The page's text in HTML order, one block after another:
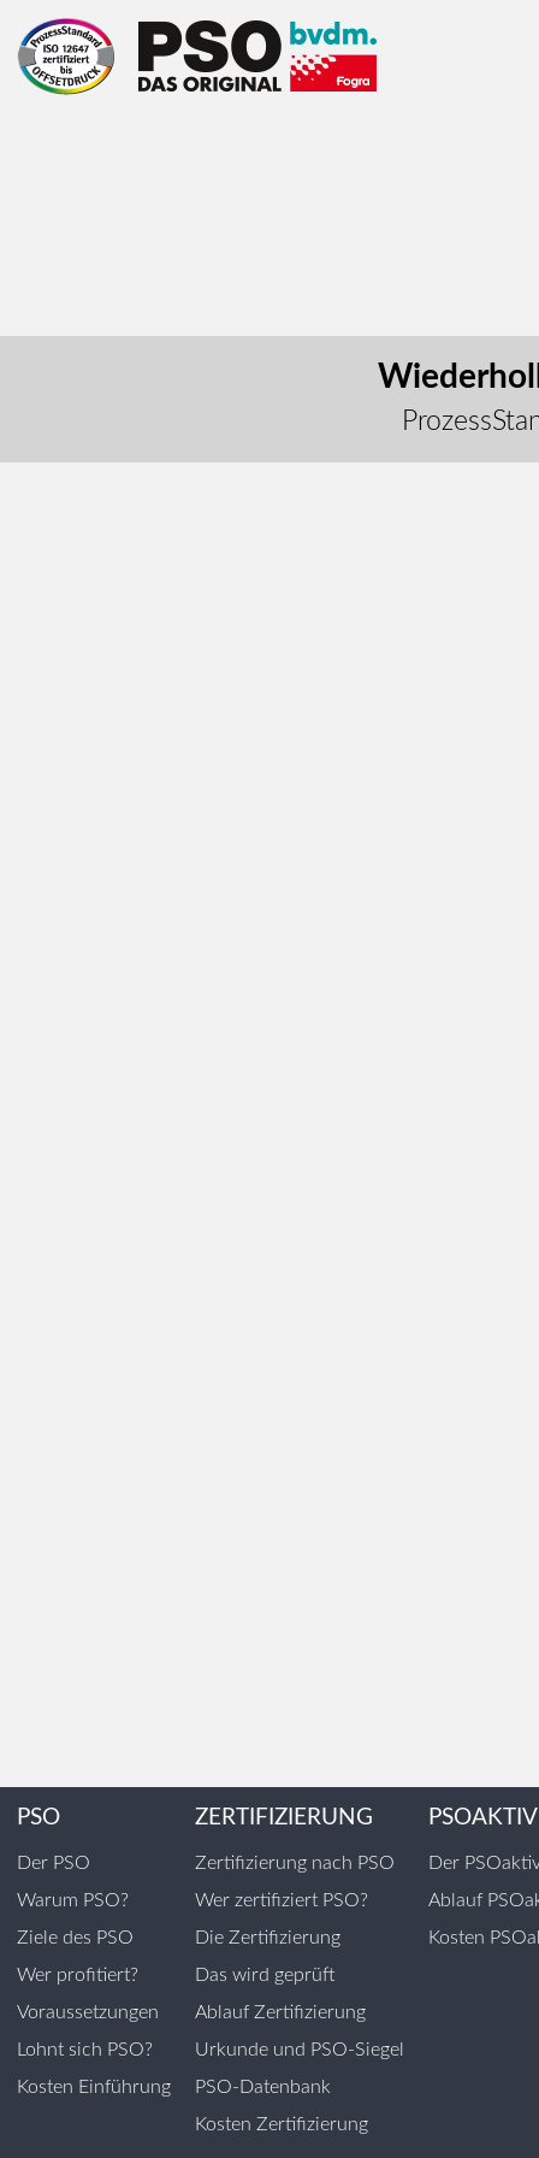
PSO
Der PSO
Warum PSO?
Ziele des PSO
Wer profitiert?
Voraussetzungen
Lohnt sich PSO?
Kosten Einführung
ZERTIFIZIERUNG
Zertifizierung nach PSO
Wer zertifiziert PSO?
Die Zertifizierung
Das wird geprüft
Ablauf Zertifizierung
Urkunde und PSO-Siegel
PSO-Datenbank
Kosten Zertifizierung
PSOAKTIV
Der
Ablauf
Kosten